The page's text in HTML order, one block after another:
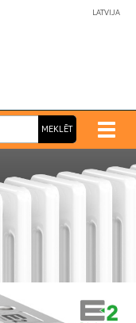
LATVIJA
MEKLĒT
Toggle